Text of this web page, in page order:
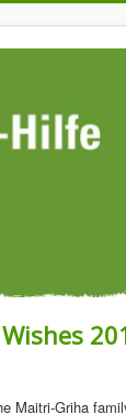
Maitri-Griha